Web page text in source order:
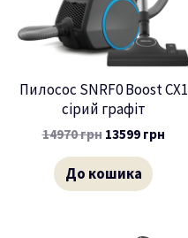
Пилосос SNRF0 Boost CX1
сірий графіт
14970грн 13599 грн
До кошика